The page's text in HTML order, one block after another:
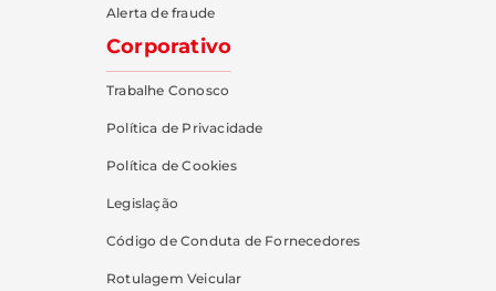
Alerta de fraude
Corporativo
Trabalhe Conosco
Política de Privacidade
Política de Cookies
Legislação
Código de Conduta de Fornecedores
Rotulagem Veicular